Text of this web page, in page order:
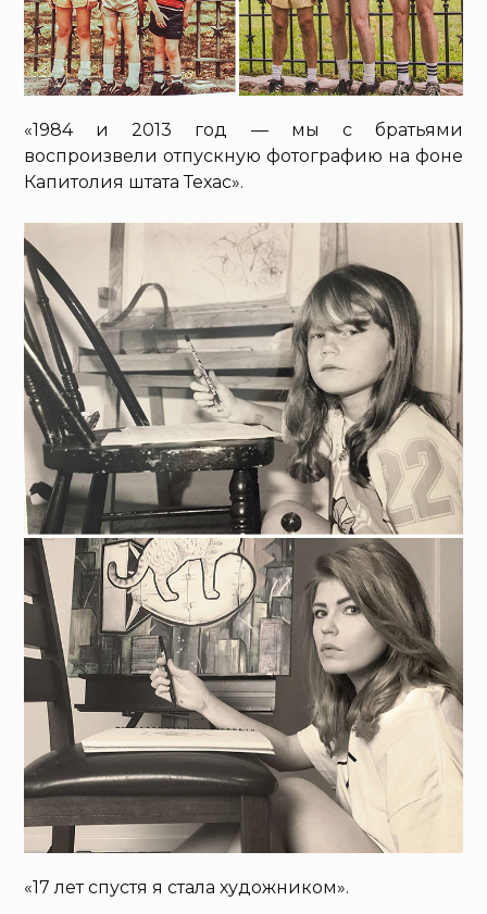
«1984 и 2013 год — мы с братьями
воспроизвели отпускную фотографию на фоне
Капитолия штата Техас».
«17 лет спустя я стала художником».